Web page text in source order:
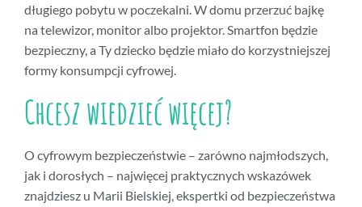
długiego pobytu w poczekalni. W domu przerzuć bajkę
na telewizor, monitor albo projektor. Smartfon będzie
bezpieczny, a Ty dziecko będzie miało do korzystniejszej
formy konsumpcji cyfrowej.
Chcesz wiedzieć więcej?
O cyfrowym bezpieczeństwie – zarówno najmłodszych,
jak i dorosłych – najwięcej praktycznych wskazówek
znajdziesz u Marii Bielskiej, ekspertki od bezpieczeństwa